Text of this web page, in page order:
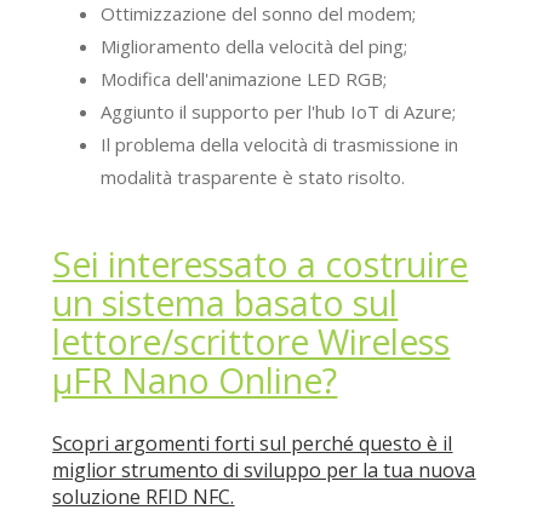
Ottimizzazione del sonno del modem;
Miglioramento della velocità del ping;
Modifica dell'animazione LED RGB;
Aggiunto il supporto per l'hub IoT di Azure;
Il problema della velocità di trasmissione in
modalità trasparente è stato risolto.
Sei interessato a costruire
un sistema basato sul
lettore/scrittore Wireless
μFR Nano Online?
Scopri argomenti forti sul perché questo è il
miglior strumento di sviluppo per la tua nuova
soluzione RFID NFC.